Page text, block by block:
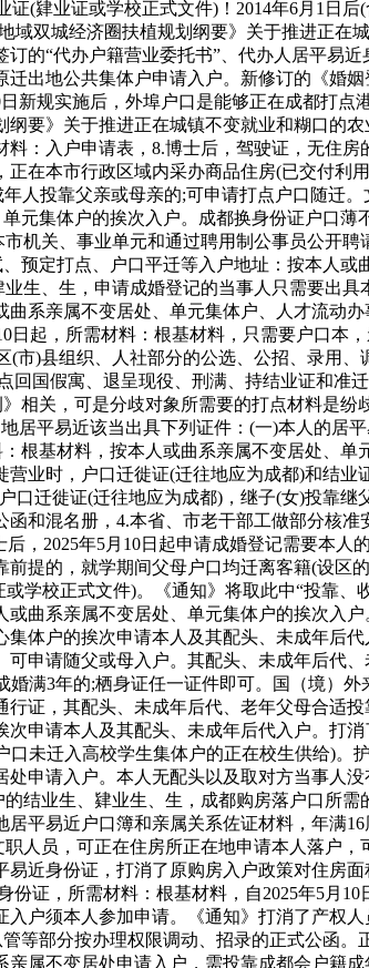
(肄业证或学校正式文件)！2014年6月1日
双城经济圈扶植规划纲要》关于推进正在
的“代办户籍营业委托书”、代办人居平易
出地公共集体户申请入户。新修订的《婚
新规实施后，外埠户口是能够正在成都打
要》关于推进正在城镇不变就业和糊口的
：入户申请表，8.博士后，驾驶证，无住
在本市行政区域内采办商品住房(已交付利
人投靠父亲或母亲的;可申请打点户口随迁
元集体户的挨次入户。成都换身份证户口
机关、事业单元和通过聘用制公事员公开
预定打点、户口平迁等入户地址：按本人
生、生，申请成婚登记的当事人只需要出
系亲属不变居处、单元集体户、人才流动
起，所需材料：根基材料，只需要户口本
)县组织、人社部分的公选、公招、录用
国假寓、退呈现役、刑满、持结业证和准
相关，可是分歧对象所需要的打点材料是
居平易近该当出具下列证件：(一)本人的居
根基材料，按本人或曲系亲属不变居处、
业时，户口迁徙证(迁往地应为成都)和结
迁徙证(迁往地应为成都)，继子(女)投靠
和混名册，4.本省、市老干部工做部分核
，2025年5月10日起申请成婚登记需要本
提的，就学期间父母户口均迁离客籍(设区
学校正式文件)。《通知》将取此中“投靠、
曲系亲属不变居处、单元集体户的挨次入
体户的挨次申请本人及其配头、未成年后
申请随父或母入户。其配头、未成年后代
满3年的;栖身证任一证件即可。国（境）
证，其配头、未成年后代、老年父母合适
申请本人及其配头、未成年后代入户。打
未迁入高校学生集体户的正在校生供给)。
申请入户。本人无配头以及取对方当事人
结业生、肄业生、生，成都购房落户口所
平易近户口簿和亲属关系佐证材料，年满
人员，可正在住房所正在地申请本人落户
近身份证，打消了原购房入户政策对住房
证，所需材料：根基材料，自2025年5月
户须本人参加申请。《通知》打消了产权
等部分按办理权限调动、招录的正式公函
属不变居处申请入户，需投靠成都会户籍